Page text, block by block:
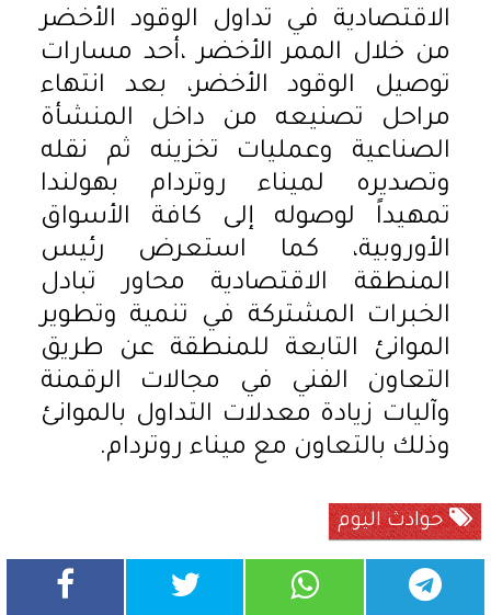
الاقتصادية في تداول الوقود الأخضر
من خلال الممر الأخضر ،أحد مسارات
توصيل الوقود الأخضر، بعد انتهاء
مراحل تصنيعه من داخل المنشأة
الصناعية وعمليات تخزينه ثم نقله
وتصديره لميناء روتردام بهولندا
تمهيداً لوصوله إلى كافة الأسواق
الأوروبية، كما استعرض رئيس
المنطقة الاقتصادية محاور تبادل
الخبرات المشتركة في تنمية وتطوير
الموانئ التابعة للمنطقة عن طريق
التعاون الفني في مجالات الرقمنة
وآليات زيادة معدلات التداول بالموانئ
وذلك بالتعاون مع ميناء روتردام.
حوادث اليوم